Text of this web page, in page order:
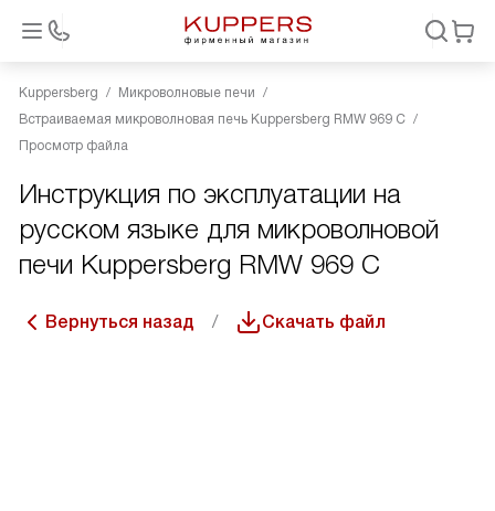
Kuppersberg
Микроволновые печи
Встраиваемая микроволновая печь Kuppersberg RMW 969 C
Просмотр файла
Инструкция по эксплуатации на
русском языке для микроволновой
печи Kuppersberg RMW 969 C
Вернуться назад Скачать файл